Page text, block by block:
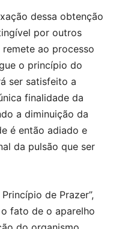
dessa obtenção
por outros
remete ao processo
o princípio do
ser satisfeito a
finalidade da
a diminuição da
é então adiado e
da pulsão que ser
de Prazer”,
fato de o aparelho